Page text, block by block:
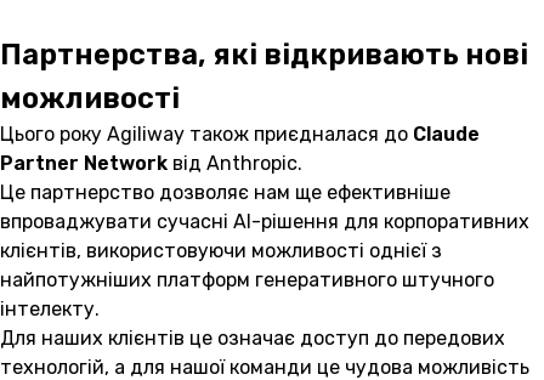
Партнерства, які відкривають нові
можливості
Цього року Agiliway також приєдналася до Claude
Partner Network від Anthropic.
Це партнерство дозволяє нам ще ефективніше
впроваджувати сучасні AI-рішення для корпоративних
клієнтів, використовуючи можливості однієї з
найпотужніших платформ генеративного штучного
інтелекту.
Для наших клієнтів це означає доступ до передових
технологій, а для нашої команди це чудова можливість